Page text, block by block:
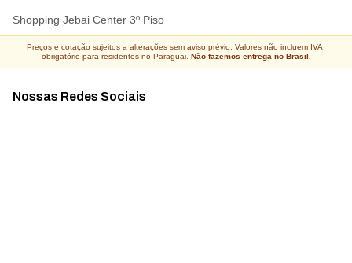
Shopping Jebai Center 3º Piso
Nossas Redes Sociais
Preços e cotação sujeitos a alterações sem aviso prévio. Valores não incluem IVA,
obrigatório para residentes no Paraguai. Não fazemos entrega no Brasil.